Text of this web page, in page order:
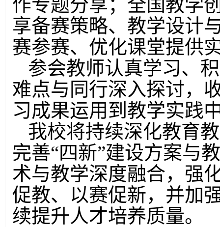
作专题分享；全国教学
享备赛策略、教学设计
赛参赛、优化课堂提供
参会教师认真学习、
难点与同行深入探讨，
习成果运用到教学实践
我校将持续深化教育
完善“四新”建设方案与
术与教学深度融合， 强
促教、以赛促新，并加
续提升人才培养质量。